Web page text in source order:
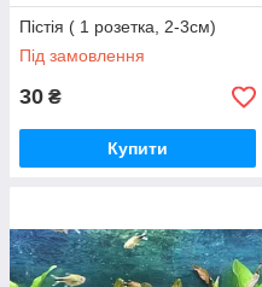
Пістія ( 1 розетка, 2-3см)
Під замовлення
30 ₴
Купити